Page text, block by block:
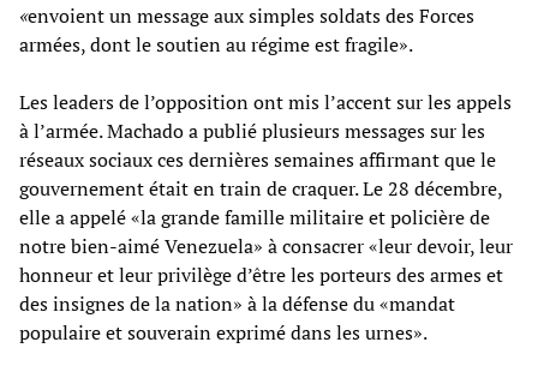
«envoient un message aux simples soldats des Forces
armées, dont le soutien au régime est fragile».
Les leaders de l’opposition ont mis l’accent sur les appels
à l’armée. Machado a publié plusieurs messages sur les
réseaux sociaux ces dernières semaines affirmant que le
gouvernement était en train de craquer. Le 28 décembre,
elle a appelé «la grande famille militaire et policière de
notre bien-aimé Venezuela» à consacrer «leur devoir, leur
honneur et leur privilège d’être les porteurs des armes et
des insignes de la nation» à la défense du «mandat
populaire et souverain exprimé dans les urnes».